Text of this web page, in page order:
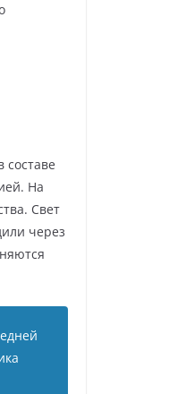
составе
На
Свет
через